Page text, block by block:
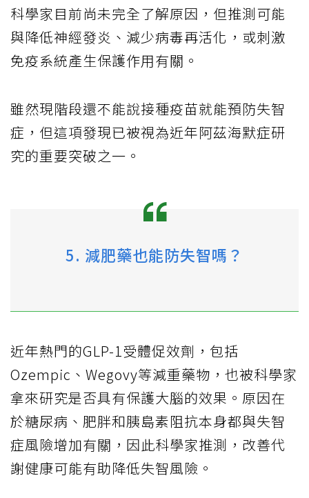
科學家目前尚未完全了解原因，但推測可能
與降低神經發炎、減少病毒再活化，或刺激
免疫系統產生保護作用有關。
雖然現階段還不能說接種疫苗就能預防失智
症，但這項發現已被視為近年阿茲海默症研
究的重要突破之一。
5. 減肥藥也能防失智嗎？
近年熱門的GLP-1受體促效劑，包括
Ozempic、Wegovy等減重藥物，也被科學家
拿來研究是否具有保護大腦的效果。原因在
於糖尿病、肥胖和胰島素阻抗本身都與失智
症風險增加有關，因此科學家推測，改善代
謝健康可能有助降低失智風險。